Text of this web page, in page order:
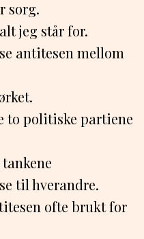
sorg.
jeg står for.
antitesen mellom
to politiske partiene
til hverandre.
ofte brukt for